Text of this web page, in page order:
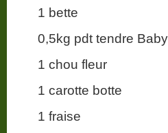
1 bette
0,5kg pdt tendre
1 chou fleur
1 carotte botte
1 fraise